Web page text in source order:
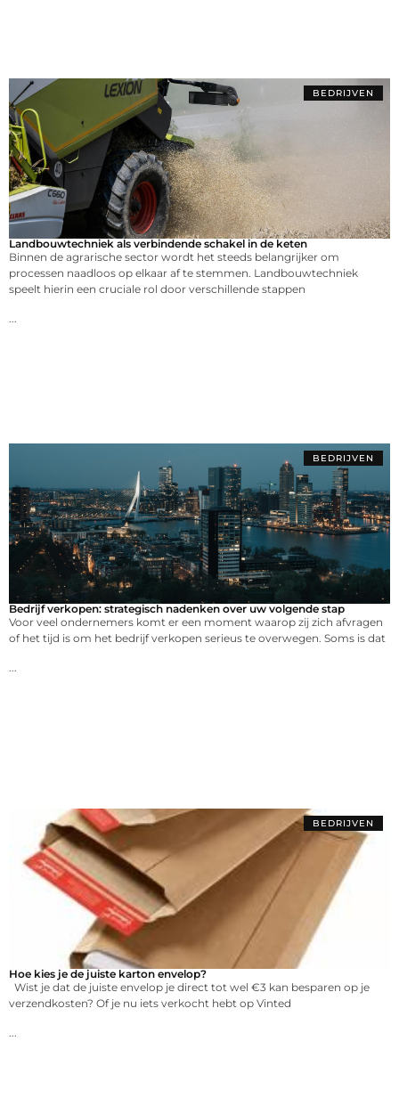
BEDRIJVEN
Landbouwtechniek als verbindende schakel in de keten
Binnen de agrarische sector wordt het steeds belangrijker om
processen naadloos op elkaar af te stemmen. Landbouwtechniek
speelt hierin een cruciale rol door verschillende stappen
BEDRIJVEN
Bedrijf verkopen: strategisch nadenken over uw volgende stap
Voor veel ondernemers komt er een moment waarop zij zich afvragen
of het tijd is om het bedrijf verkopen serieus te overwegen. Soms is dat
BEDRIJVEN
Hoe kies je de juiste karton envelop?
Wist je dat de juiste envelop je direct tot wel €3 kan besparen op je
verzendkosten? Of je nu iets verkocht hebt op Vinted